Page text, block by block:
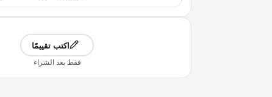
اكتب تقييمًا
فقط بعد الشراء